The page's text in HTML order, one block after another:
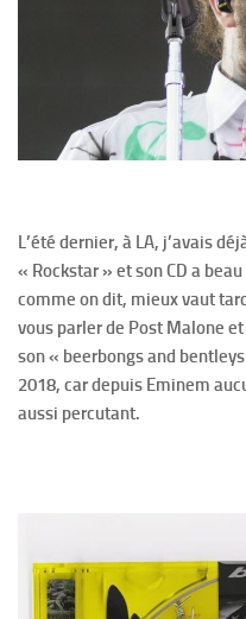
L’été dernier, à LA, j’avais
« Rockstar » et son CD a
comme on dit, mieux vaut
vous parler de Post Malone
son « beerbongs and
2018, car depuis Eminem
aussi percutant.